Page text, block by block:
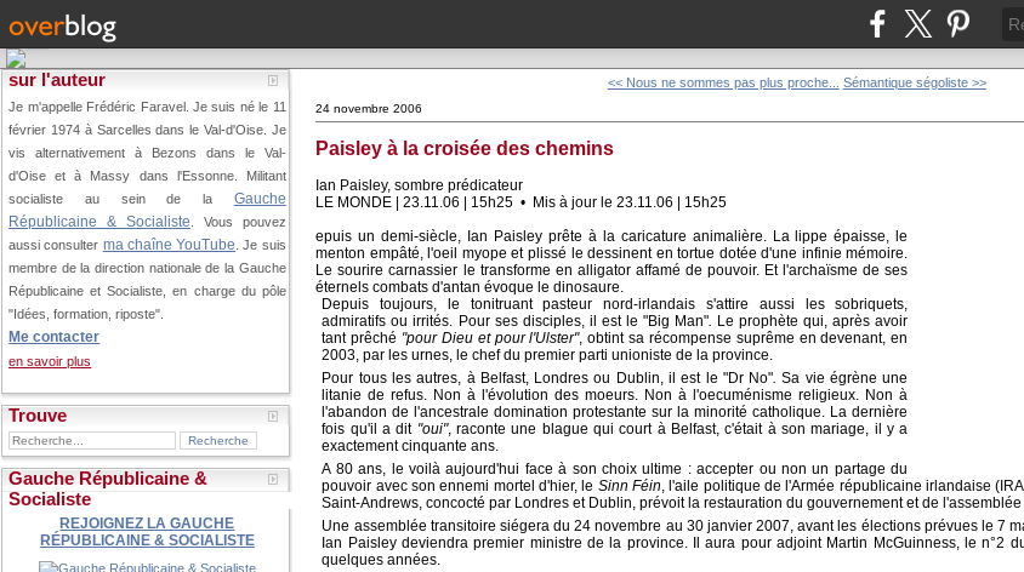
sur l'auteur
Je m'appelle Frédéric Faravel. Je suis né le 11
février 1974 à Sarcelles dans le Val-d'Oise. Je
vis alternativement à Bezons dans le Val-
d'Oise et à Massy dans l'Essonne. Militant
socialiste au sein de la Gauche
Républicaine & Socialiste . Vous pouvez
aussi consulter ma chaîne YouTube . Je suis
membre de la direction nationale de la Gauche
Républicaine et Socialiste, en charge du pôle
"Idées, formation, riposte".
Me contacter
en savoir plus
Trouve
Gauche Républicaine &
Socialiste
REJOIGNEZ LA GAUCHE
RÉPUBLICAINE & SOCIALISTE
<< Nous ne sommes pas plus proche... Sémantique ségoliste >>
24 novembre 2006
Paisley à la croisée des chemins
Ian Paisley, sombre prédicateur
LE MONDE | 23.11.06 | 15h25 • Mis à jour le 23.11.06 | 15h25
epuis un demi-siècle, Ian Paisley prête à la caricature animalière. La lippe épaisse, le
menton empâté, l'oeil myope et plissé le dessinent en tortue dotée d'une infinie mémoire.
Le sourire carnassier le transforme en alligator affamé de pouvoir. Et l'archaïsme de ses
éternels combats d'antan évoque le dinosaure.
Depuis toujours, le tonitruant pasteur nord-irlandais s'attire aussi les sobriquets,
admiratifs ou irrités. Pour ses disciples, il est le "Big Man". Le prophète qui, après avoir
tant prêché "pour Dieu et pour l'Ulster", obtint sa récompense suprême en devenant, en
2003, par les urnes, le chef du premier parti unioniste de la province.
Pour tous les autres, à Belfast, Londres ou Dublin, il est le "Dr No" Sa vie égrène une
litanie de refus. Non à l'évolution des moeurs. Non à l'oecuménisme religieux. Non à
l'abandon de l'ancestrale domination protestante sur la minorité catholique. La dernière
fois qu'il a dit "oui", raconte une blague qui court à Belfast, c'était à son mariage, il y a
exactement cinquante ans.
A 80 ans, le voilà aujourd'hui face à son choix ultime : accepter ou non un partage du
pouvoir avec son ennemi mortel d'hier, le Sinn Féin , l'aile politique de l'Armée républicaine irlandaise
Saint-Andrews, concocté par Londres et Dublin, prévoit la restauration du gouvernement et de
Une assemblée transitoire siégera du 24 novembre au 30 janvier 2007, avant les élections prévues le 7
Ian Paisley deviendra premier ministre de la province. Il aura pour adjoint Martin McGuinness, le n°2
quelques années.